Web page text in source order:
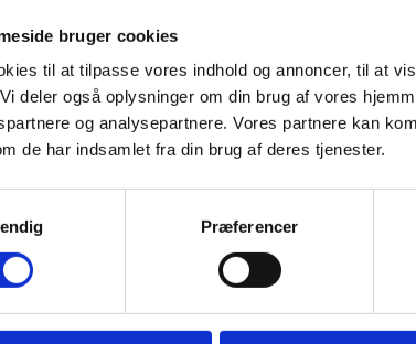
bruger cookies
til at tilpasse vores indhold og annoncer, til at
deler også oplysninger om din brug af vores
og analysepartnere. Vores partnere kan
de har indsamlet fra din brug af deres tjenester.
Præferencer
og med godkendelse fra STUK, beslutte, at den i
eller tysk som undervisningssprog. Det fremgår af §
afdelinger godkendt til at udbyde undervisning på
også prøveafholdelse på engelsk.
udbyde undervisning på engelsk gælder
fra 19 udvalgte institutioner,
på engelsk. Derudover har styrelsen
udvalgte institutioner, hvor undervisningen foregår på
med tilsvarende prøvekarakterer i samme fag på